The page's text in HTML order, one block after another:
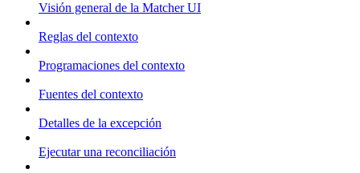
Visión general de la Matcher UI
Reglas del contexto
Programaciones del contexto
Fuentes del contexto
Detalles de la excepción
Ejecutar una reconciliación